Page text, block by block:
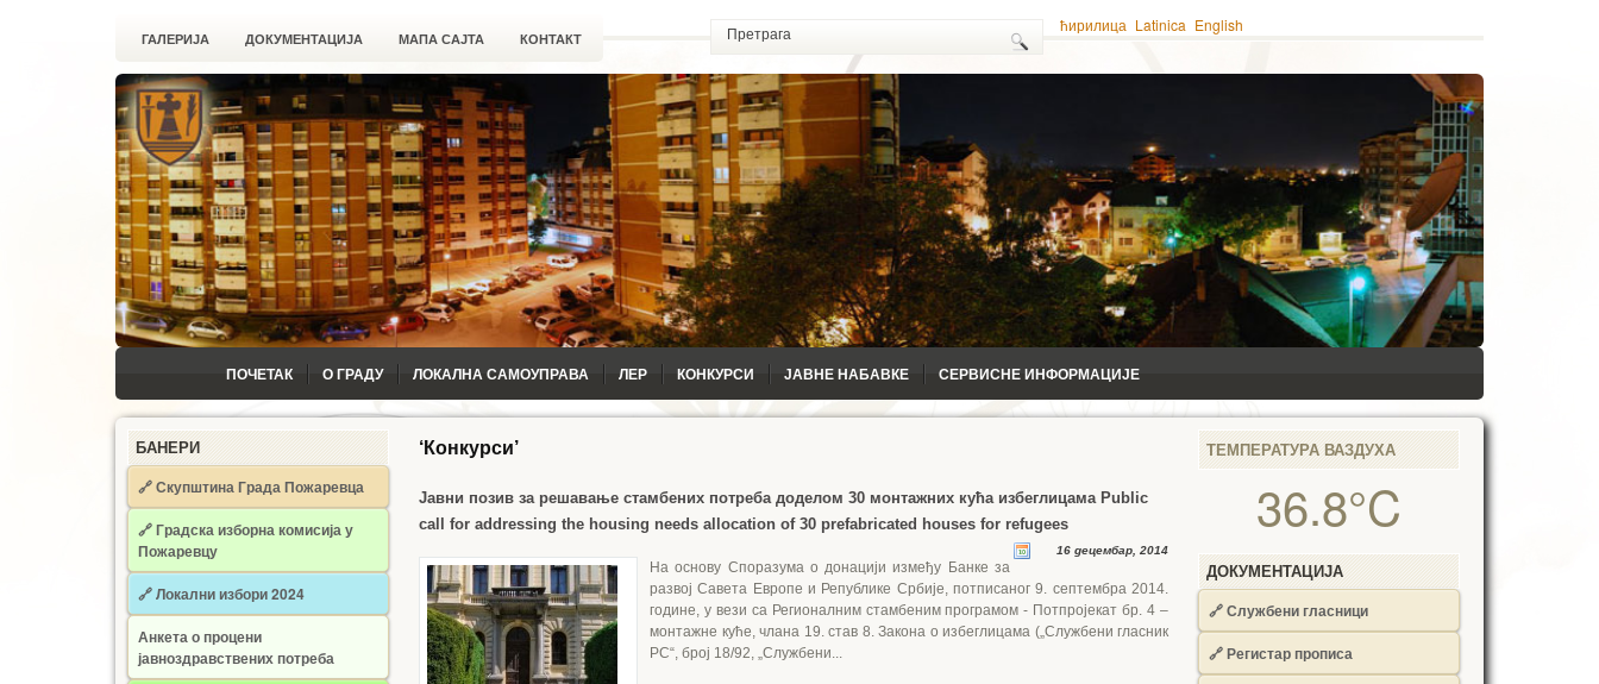
ГАЛЕРИЈА ДОКУМЕНТАЦИЈА МАПА САЈТА КОНТАКТ
ћирилица Latinica English
ПОЧЕТАК О ГРАДУ ЛОКАЛНА САМОУПРАВА ЛЕР КОНКУРСИ ЈАВНЕ НАБАВКЕ СЕРВИСНЕ ИНФОРМАЦИЈЕ
БАНЕРИ
🔗 Скупштина Града Пожаревца
🔗Градска изборна комисија у
Пожаревцу
🔗 Локални избори 2024
Анкета о процени
јавноздравствених потреба
‘Конкурси’
Јавни позив за решавање стамбених потреба доделом 30 монтажних кућа избеглицама Public
call for addressing the housing needs allocation of 30 prefabricated houses for refugees
16 децембар, 2014
На основу Споразума о донацији између Банке за
развој Савета Европе и Републике Србије, потписаног 9. септембра 2014.
године, у вези са Регионалним стамбеним програмом - Потпројекат бр. 4 –
монтажне куће, члана 19. став 8. Закона о избеглицама („Службени гласник
РС“, број 18/92, „Службени...
ТЕМПЕРАТУРА ВАЗДУХА
36.8°C
ДОКУМЕНТАЦИЈА
🔗Службени гласници
🔗Регистар прописа